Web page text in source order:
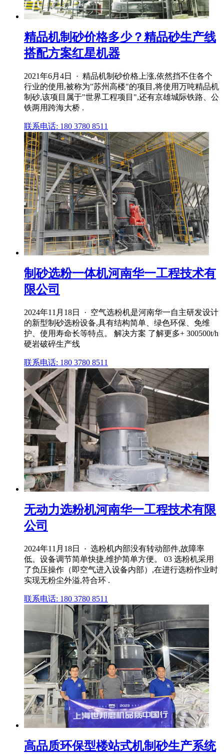
精品机制砂价格多少？精品砂生产线
搭配方案红星机器
2021年6月4日 · 精品机制砂价格上涨,依然挡不住各个
行业的使用,被称为"苏州高楼"的项目,将使用万吨精品机
制砂,该项目属于"世界工程项目",还有京雄城际铁路、公
铁两用跨海大桥 .
联系电话: 180 3780 8511
制砂选粉一体机河南华一工程技术有
限公司
2024年11月18日 · 空气选粉机是河南华一自主研发设计
的新型制砂选粉设备,具有结构简单、绿色环保、免维
护、使用寿命长等特点。 解决方案 了解更多+ 300500t/h
硬岩破碎生产线
联系电话: 180 3780 8511
无动力选粉机河南华一工程技术有限
公司
2024年11月18日 · 选粉机内部没有转动部件,故障率
低。设备调节简单快捷,维护简单方便。 03 选粉机采用
了负压操作（即空气进入设备内部）,在进行选粉作业时
实现无粉尘外溢,符合环 .
联系电话: 180 3780 8511
高品质环保型楼站式机制砂生产系统